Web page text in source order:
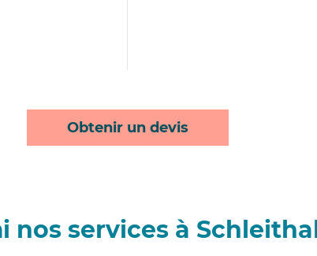
Obtenir un devis
nos services à